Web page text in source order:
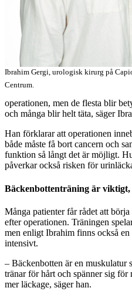
Ibrahim Gergi, urologisk kirurg på
Centrum.
operationen, men de flesta blir
och många blir helt täta, säger
Han förklarar att operationen
både måste få bort cancern och
funktion så långt det är möjligt.
påverkar också risken för
Bäckenbottenträning är viktigt,
Många patienter får rådet att
efter operationen. Träningen
men enligt Ibrahim finns också
intensivt.
– Bäckenbotten är en muskulatur
tränar för hårt och spänner sig
mer läckage, säger han.